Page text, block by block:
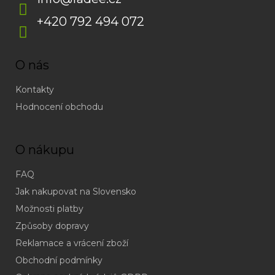
+420 792 494 072
O nás
Kontakty
Hodnocení obchodu
O nákupu
FAQ
Jak nakupovat na Slovensko
Možnosti platby
Způsoby dopravy
Reklamace a vrácení zboží
Obchodní podmínky
(odpověď